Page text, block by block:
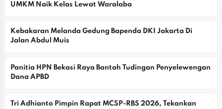
UMKM Naik Kelas Lewat Waralaba
Kebakaran Melanda Gedung Bapenda DKI Jakarta Di
Jalan Abdul Muis
Panitia HPN Bekasi Raya Bantah Tudingan Penyelewengan
Dana APBD
Tri Adhianto Pimpin Rapat MCSP-RBS 2026, Tekankan